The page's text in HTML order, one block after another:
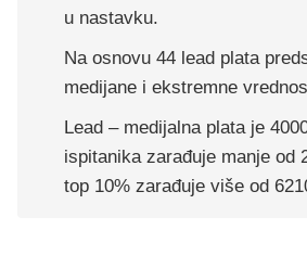
u nastavku.
Na osnovu 44 lead plata
medijane i ekstremne
Lead – medijalna plata je
ispitanika zarađuje manje od
top 10% zarađuje više od